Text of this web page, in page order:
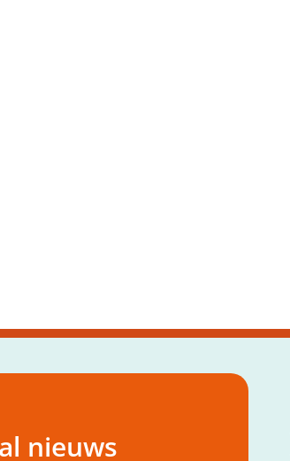
nieuws